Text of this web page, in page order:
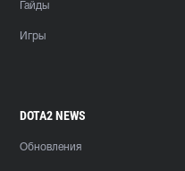
Гайды
Игры
DOTA2 NEWS
Обновления